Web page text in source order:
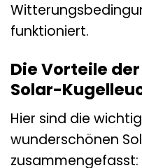
funktioniert.
Die Vorteile der
Solar-
Hier sind die
wunderschönen
zusammengefasst: